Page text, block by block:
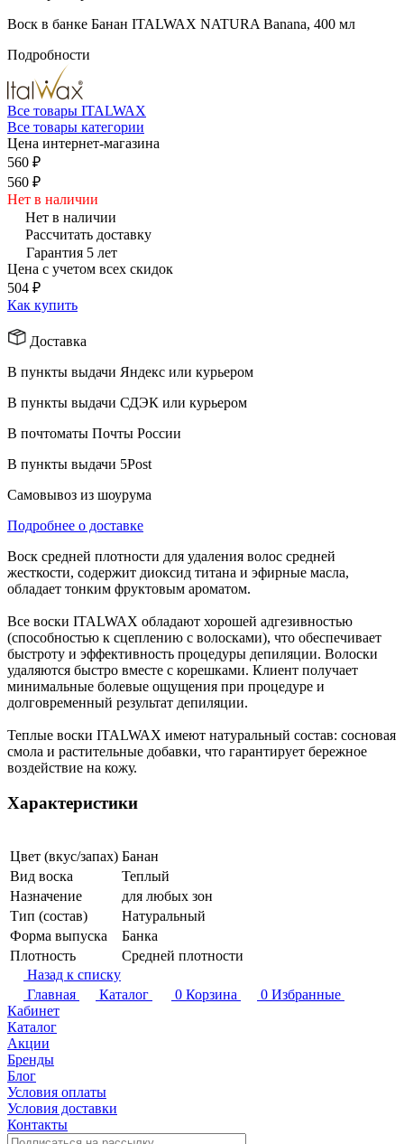
Воск в банке Банан ITALWAX NATURA Bananа, 400 мл
Подробности
Все товары ITALWAX
Все товары категории
Цена интернет-магазина
560 ₽
560 ₽
Нет в наличии
Нет в наличии
Рассчитать доставку
Гарантия 5 лет
Цена с учетом всех скидок
504 ₽
Как купить
Доставка
В пункты выдачи Яндекс или курьером
В пункты выдачи СДЭК или курьером
В почтоматы Почты России
В пункты выдачи 5Post
Самовывоз из шоурума
Подробнее о доставке
Воск средней плотности для удаления волос средней
жесткости, содержит диоксид титана и эфирные масла,
обладает тонким фруктовым ароматом.
Все воски ITALWAX обладают хорошей адгезивностью
(способностью к сцеплению с волосками), что обеспечивает
быстроту и эффективность процедуры депиляции. Волоски
удаляются быстро вместе с корешками. Клиент получает
минимальные болевые ощущения при процедуре и
долговременный результат депиляции.
Теплые воски ITALWAX имеют натуральный состав: сосновая
смола и растительные добавки, что гарантирует бережное
воздействие на кожу.
Характеристики
Цвет (вкус/запах) Банан
Вид воска
Теплый
Назначение
для любых зон
Тип (состав)
Натуральный
Форма выпуска
Банка
Плотность
Средней плотности
Назад к списку
Главная
Каталог 0 Корзина 0 Избранные
Кабинет
Каталог
Акции
Бренды
Блог
Условия оплаты
Условия доставки
Контакты